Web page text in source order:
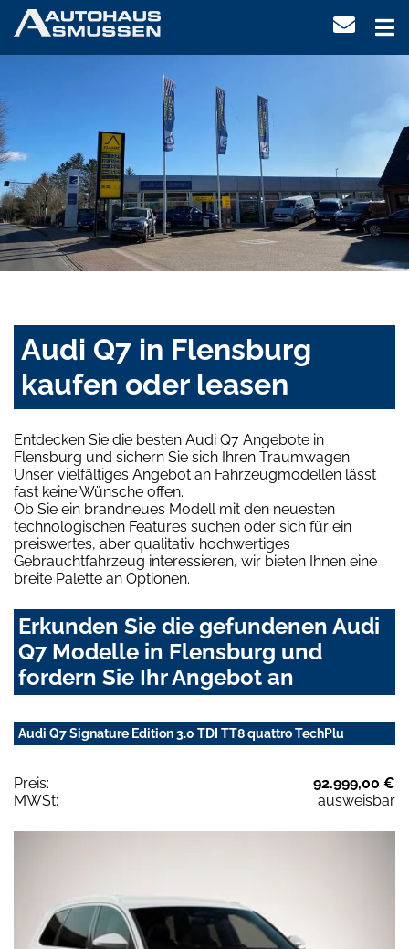
Audi Q7 in Flensburg
kaufen oder leasen
Entdecken Sie die besten Audi Q7 Angebote in
Flensburg und sichern Sie sich Ihren Traumwagen.
Unser vielfältiges Angebot an Fahrzeugmodellen lässt
fast keine Wünsche offen.
Ob Sie ein brandneues Modell mit den neuesten
technologischen Features suchen oder sich für ein
preiswertes, aber qualitativ hochwertiges
Gebrauchtfahrzeug interessieren, wir bieten Ihnen eine
breite Palette an Optionen.
Erkunden Sie die gefundenen Audi
Q7 Modelle in Flensburg und
fordern Sie Ihr Angebot an
Audi Q7 Signature Edition 3.0 TDI TT8 quattro TechPlu
Preis:
92.999,00 €
MWSt:
ausweisbar